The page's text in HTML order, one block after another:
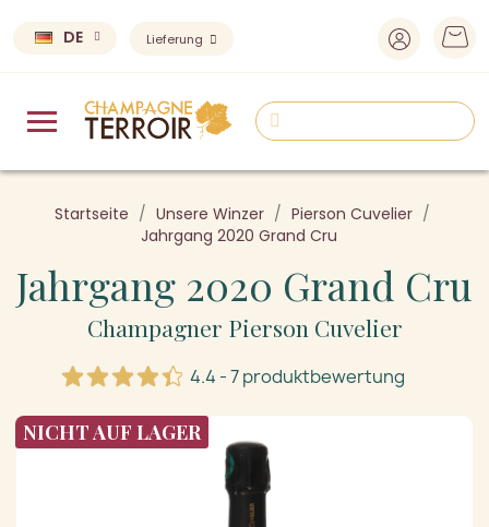
DE Lieferung
Startseite Unsere Winzer
Pierson Cuvelier
Jahrgang 2020 Grand Cru
Jahrgang 2020 Grand Cru
Champagner Pierson Cuvelier
4.4 - 7 produktbewertung
NICHT AUF LAGER